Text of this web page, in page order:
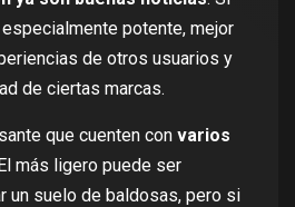
potente, mejor
de otros usuarios y
de ciertas marcas.
que cuenten con varios
más ligero puede ser
un suelo de baldosas, pero si